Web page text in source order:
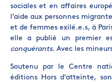
sociales et en affaires
l’aide aux personnes
et de femmes exilé.e.s, à
elle a publié un premier
conquérants. Avec les
Soutenu par le Centre
éditions Hors d’atteinte,